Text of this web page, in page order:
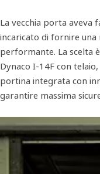
La vecchia porta aveva
incaricato di fornire una
performante. La scelta
Dynaco I-14F con
portina integrata con
garantire massima